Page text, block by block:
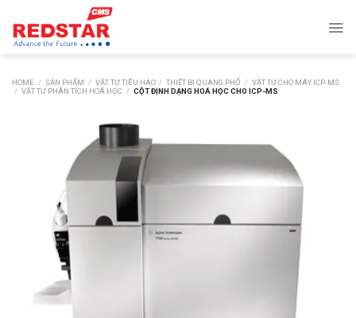
content
HOME / SẢN PHẨM / VẬT TƯ TIÊU HAO / THIẾT BỊ QUANG PHỔ / VẬT TƯ CHO MÁY ICP-MS
/ VẬT TƯ PHÂN TÍCH HOÁ HỌC / CỘT ĐỊNH DẠNG HOÁ HỌC CHO ICP-MS